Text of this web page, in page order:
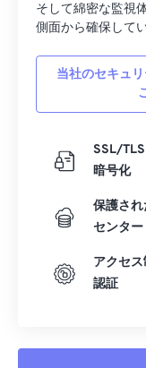
そして綿密な監視
側面から確保して
当社のセキュ
SSL/TLS
暗号化
保護され
センター
アクセス
認証